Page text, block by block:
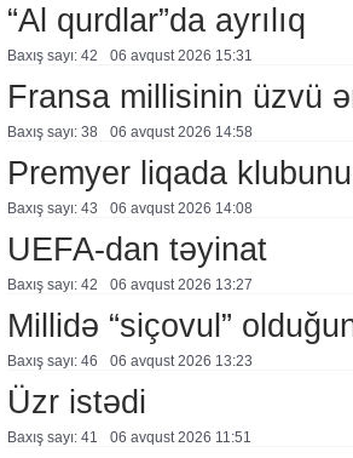
“Al qurdlar”da ayrılıq
Baxış sayı: 42 06 avqust 2026 15:31
Fransa millisinin üzvü
Baxış sayı: 38 06 avqust 2026 14:58
Premyer liqada
Baxış sayı: 43 06 avqust 2026 14:08
UEFA-dan təyinat
Baxış sayı: 42 06 avqust 2026 13:27
Millidə “siçovul”
Baxış sayı: 46 06 avqust 2026 13:23
Üzr istədi
Baxış sayı: 41 06 avqust 2026 11:51